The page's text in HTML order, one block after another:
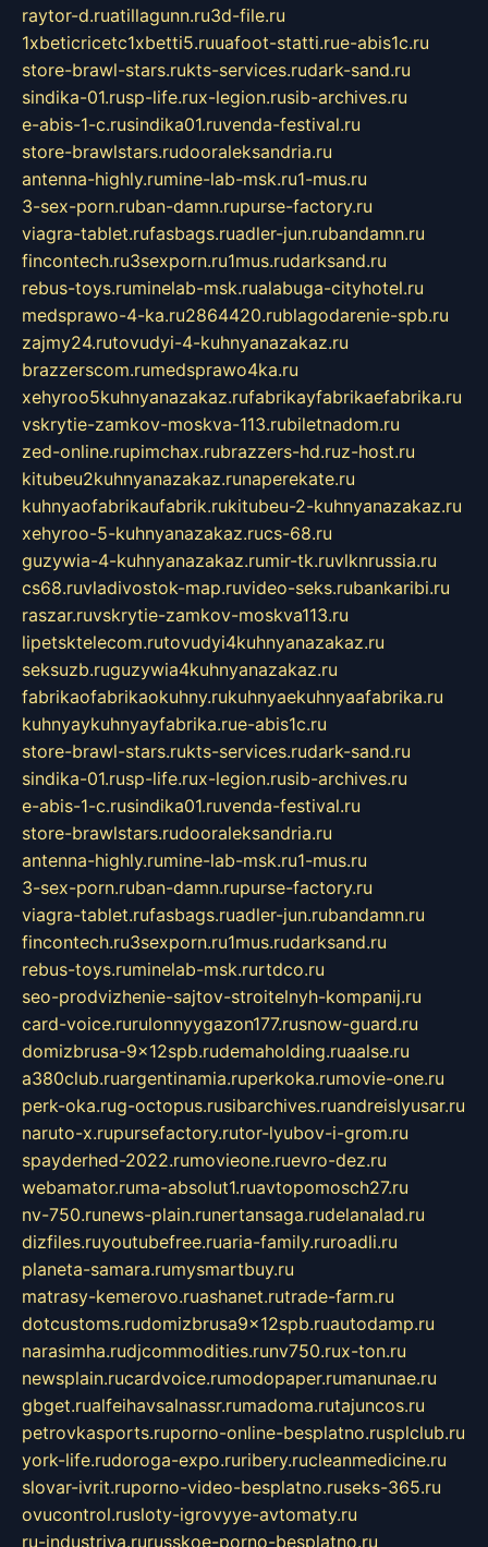
raytor-d.ruatillagunn.ru3d-file.ru
1xbeticricetc1xbetti5.ruuafoot-statti.rue-abis1c.ru
store-brawl-stars.rukts-services.rudark-sand.ru
sindika-01.rusp-life.rux-legion.rusib-archives.ru
e-abis-1-c.rusindika01.ruvenda-festival.ru
store-brawlstars.rudooraleksandria.ru
antenna-highly.rumine-lab-msk.ru1-mus.ru
3-sex-porn.ruban-damn.rupurse-factory.ru
viagra-tablet.rufasbags.ruadler-jun.rubandamn.ru
fincontech.ru3sexporn.ru1mus.rudarksand.ru
rebus-toys.ruminelab-msk.rualabuga-cityhotel.ru
medsprawo-4-ka.ru2864420.rublagodarenie-spb.ru
zajmy24.rutovudyi-4-kuhnyanazakaz.ru
brazzerscom.rumedsprawo4ka.ru
xehyroo5kuhnyanazakaz.rufabrikayfabrikaefabrika.ru
vskrytie-zamkov-moskva-113.rubiletnadom.ru
zed-online.rupimchax.rubrazzers-hd.ruz-host.ru
kitubeu2kuhnyanazakaz.runaperekate.ru
kuhnyaofabrikaufabrik.rukitubeu-2-kuhnyanazakaz.ru
xehyroo-5-kuhnyanazakaz.rucs-68.ru
guzywia-4-kuhnyanazakaz.rumir-tk.ruvlknrussia.ru
cs68.ruvladivostok-map.ruvideo-seks.rubankaribi.ru
raszar.ruvskrytie-zamkov-moskva113.ru
lipetsktelecom.rutovudyi4kuhnyanazakaz.ru
seksuzb.ruguzywia4kuhnyanazakaz.ru
fabrikaofabrikaokuhny.rukuhnyaekuhnyaafabrika.ru
kuhnyaykuhnyayfabrika.rue-abis1c.ru
store-brawl-stars.rukts-services.rudark-sand.ru
sindika-01.rusp-life.rux-legion.rusib-archives.ru
e-abis-1-c.rusindika01.ruvenda-festival.ru
store-brawlstars.rudooraleksandria.ru
antenna-highly.rumine-lab-msk.ru1-mus.ru
3-sex-porn.ruban-damn.rupurse-factory.ru
viagra-tablet.rufasbags.ruadler-jun.rubandamn.ru
fincontech.ru3sexporn.ru1mus.rudarksand.ru
rebus-toys.ruminelab-msk.rurtdco.ru
seo-prodvizhenie-sajtov-stroitelnyh-kompanij.ru
card-voice.rurulonnyygazon177.rusnow-guard.ru
domizbrusa-9x12spb.rudemaholding.ruaalse.ru
a380club.ruargentinamia.ruperkoka.rumovie-one.ru
perk-oka.rug-octopus.rusibarchives.ruandreislyusar.ru
naruto-x.rupursefactory.rutor-lyubov-i-grom.ru
spayderhed-2022.rumovieone.ruevro-dez.ru
webamator.ruma-absolut1.ruavtopomosch27.ru
nv-750.runews-plain.runertansaga.rudelanalad.ru
dizfiles.ruyoutubefree.ruaria-family.ruroadli.ru
planeta-samara.rumysmartbuy.ru
matrasy-kemerovo.ruashanet.rutrade-farm.ru
dotcustoms.rudomizbrusa9x12spb.ruautodamp.ru
narasimha.rudjcommodities.runv750.rux-ton.ru
newsplain.rucardvoice.rumodopaper.rumanunae.ru
gbget.rualfeihavsalnassr.rumadoma.rutajuncos.ru
petrovkasports.ruporno-online-besplatno.rusplclub.ru
york-life.rudoroga-expo.ruribery.rucleanmedicine.ru
slovar-ivrit.ruporno-video-besplatno.ruseks-365.ru
ovucontrol.rusloty-igrovyye-avtomaty.ru
ru-industriya.rurusskoe-porno-besplatno.ru